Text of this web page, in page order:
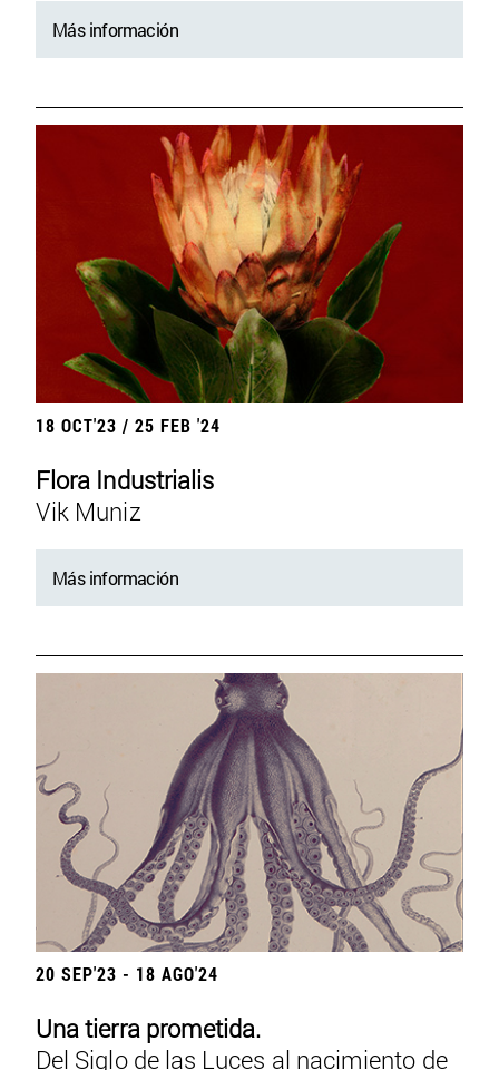
Más información
18 OCT'23 / 25 FEB '24
Flora Industrialis
Vik Muniz
Más información
20 SEP'23 - 18 AGO'24
Una tierra prometida.
Del Siglo de las Luces al nacimiento de